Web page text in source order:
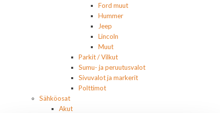
Ford muut
Hummer
Jeep
Lincoln
Muut
Parkit / Vilkut
Sumu- ja peruutusvalot
Sivuvalot ja markerit
Polttimot
Sähköosat
Akut